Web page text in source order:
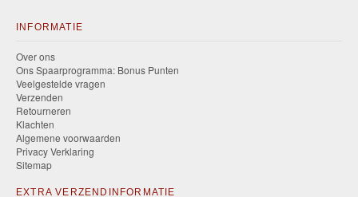
INFORMATIE
Over ons
Ons Spaarprogramma: Bonus Punten
Veelgestelde vragen
Verzenden
Retourneren
Klachten
Algemene voorwaarden
Privacy Verklaring
Sitemap
EXTRA VERZENDINFORMATIE